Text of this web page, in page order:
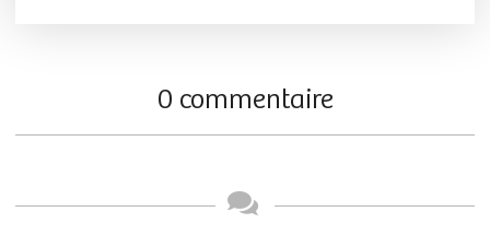
0 commentaire